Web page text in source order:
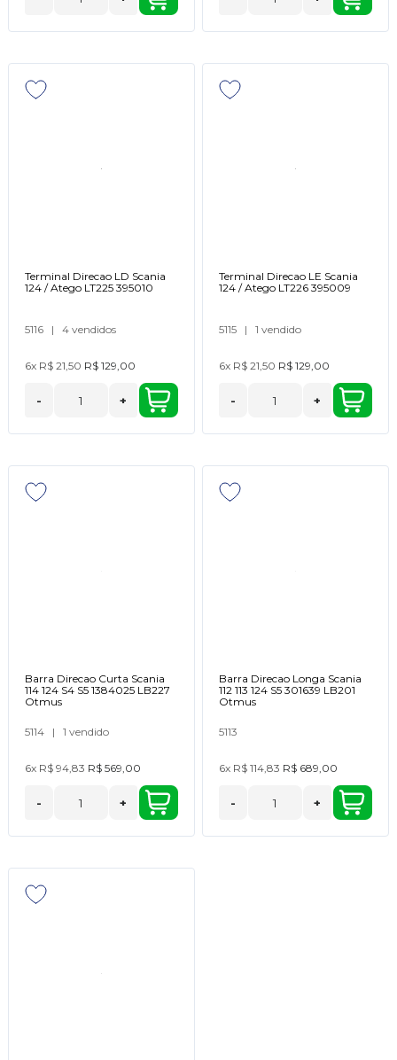
Terminal Direcao LD Scania
124 / Atego LT225 395010
5116 | 4 vendidos
6x R$ 21,50 R$ 129,00
- +
Terminal Direcao LE Scania
124 / Atego LT226 395009
5115 | 1 vendido
6x R$ 21,50 R$ 129,00
- +
Barra Direcao Curta Scania
114 124 S4 S5 1384025 LB227
Otmus
5114 | 1 vendido
6x R$ 94,83 R$ 569,00
- +
Barra Direcao Longa Scania
112 113 124 S5 301639 LB201
Otmus
5113
6x R$ 114,83 R$ 689,00
- +